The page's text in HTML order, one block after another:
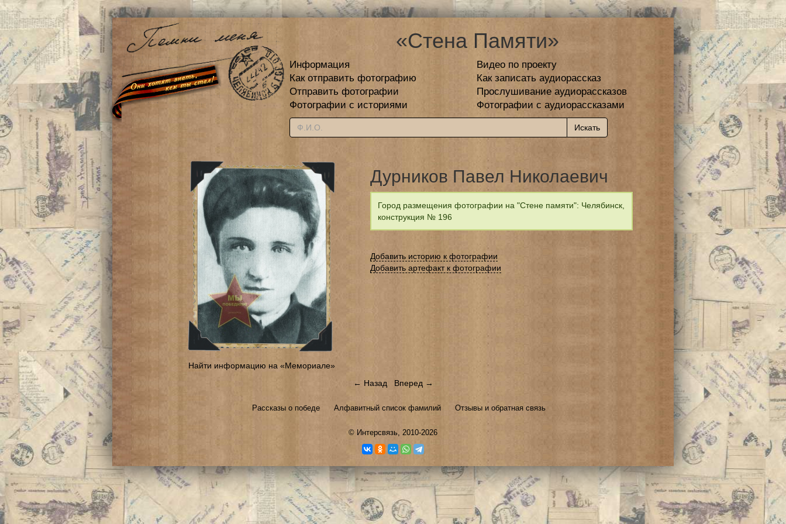
«Стена Памяти»
Информация
Видео по проекту
Как отправить фотографию
Как записать аудиорассказ
Отправить фотографии
Прослушивание аудиорассказов
Фотографии с историями
Фотографии с аудиорассказами
Найти информацию на «Мемориале»
Дурников Павел Николаевич
Город размещения фотографии на "Стене памяти": Челябинск,
конструкция № 196
Добавить историю к фотографии
Добавить артефакт к фотографии
← Назад Вперед →
Рассказы о победе Алфавитный список фамилий Отзывы и обратная связь
© Интерсвязь, 2010-2026